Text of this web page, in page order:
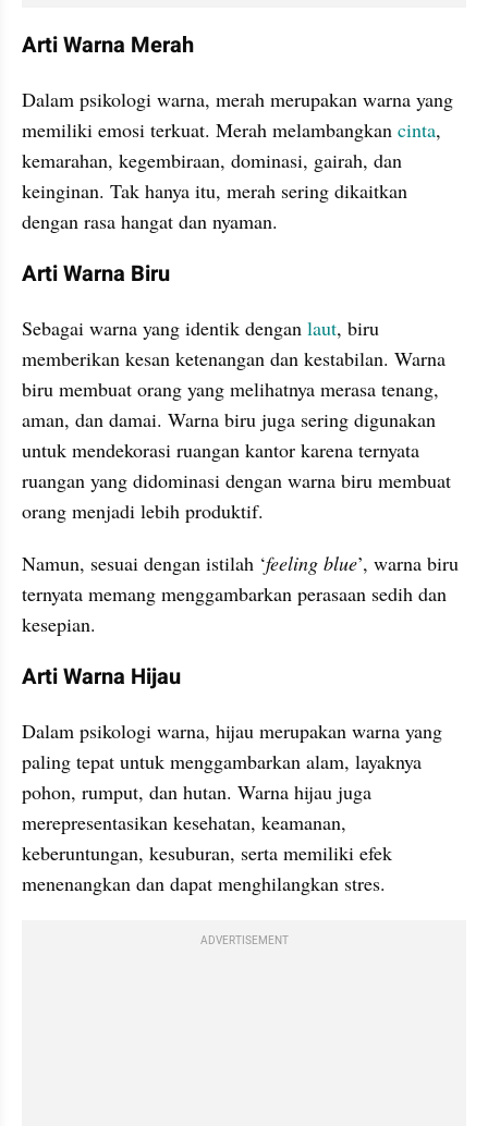
Arti Warna Merah
Dalam psikologi warna, merah merupakan warna yang
memiliki emosi terkuat. Merah melambangkan cinta,
kemarahan, kegembiraan, dominasi, gairah, dan
keinginan. Tak hanya itu, merah sering dikaitkan
dengan rasa hangat dan nyaman.
Arti Warna Biru
Sebagai warna yang identik dengan laut, biru
memberikan kesan ketenangan dan kestabilan. Warna
biru membuat orang yang melihatnya merasa tenang,
aman, dan damai. Warna biru juga sering digunakan
untuk mendekorasi ruangan kantor karena ternyata
ruangan yang didominasi dengan warna biru membuat
orang menjadi lebih produktif.
Namun, sesuai dengan istilah ‘feeling blue’, warna biru
ternyata memang menggambarkan perasaan sedih dan
kesepian.
Arti Warna Hijau
Dalam psikologi warna, hijau merupakan warna yang
paling tepat untuk menggambarkan alam, layaknya
pohon, rumput, dan hutan. Warna hijau juga
merepresentasikan kesehatan, keamanan,
keberuntungan, kesuburan, serta memiliki efek
menenangkan dan dapat menghilangkan stres.
ADVERTISEMENT